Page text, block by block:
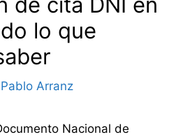
lo que
Pablo Arranz
Nacional de